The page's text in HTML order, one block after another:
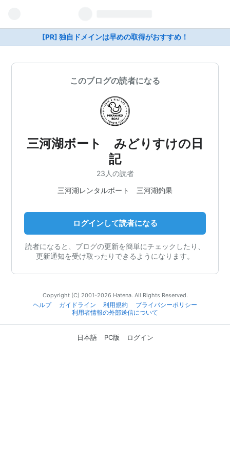
[PR] 独自ドメインは早めの取得がおすすめ！
このブログの読者になる
三河湖ボート みどりすけの日
記
23人の読者
三河湖レンタルボート 三河湖釣果
ログインして読者になる
読者になると、ブログの更新を簡単にチェックしたり、
更新通知を受け取ったりできるようになります。
Copyright (C) 2001-2026 Hatena. All Rights Reserved.
ヘルプ
ガイドライン 利用規約
プライバシーポリシー
利用者情報の外部送信について
日本語 PC版 ログイン